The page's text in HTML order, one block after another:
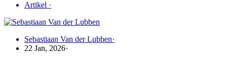
Artikel ·
Sebastiaan Van der Lubben·
22 Jan, 2026·